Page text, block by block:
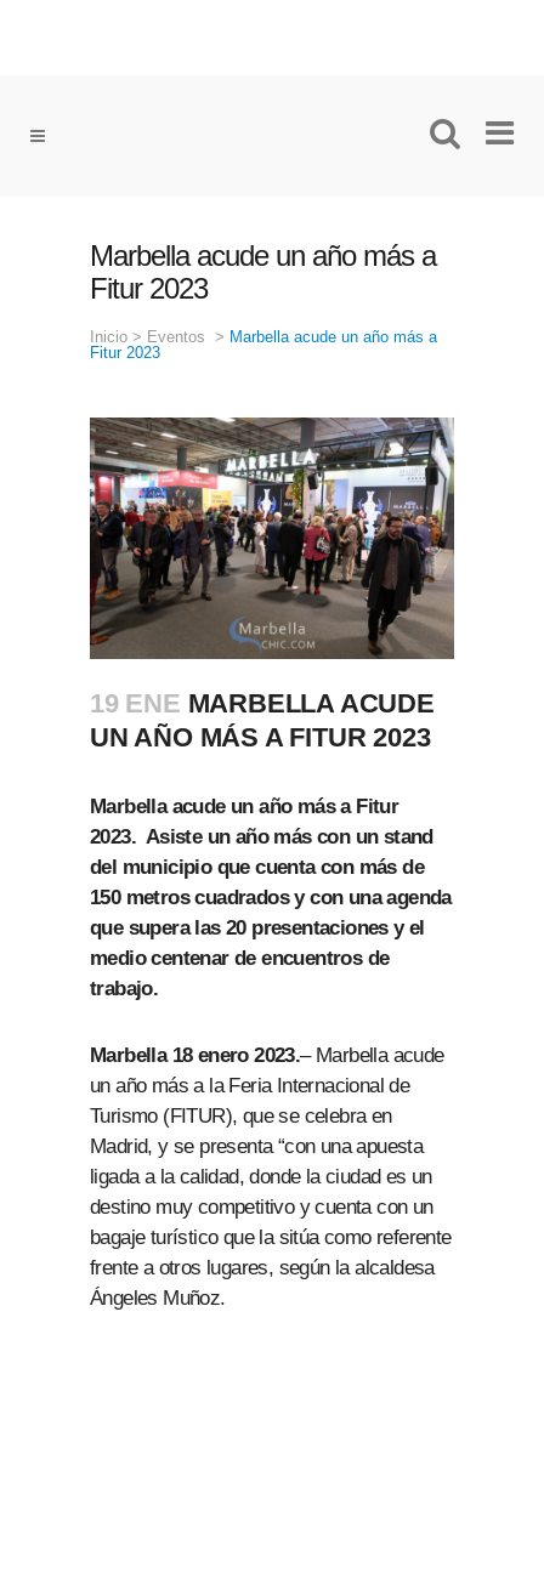
Marbella acude un año más a
Fitur 2023
Inicio > Eventos > Marbella acude un año más a
Fitur 2023
19 ENE MARBELLA ACUDE
UN AÑO MÁS A FITUR 2023
Marbella acude un año más a Fitur
2023. Asiste un año más con un stand
del municipio que cuenta con más de
150 metros cuadrados y con una agenda
que supera las 20 presentaciones y el
medio centenar de encuentros de
trabajo.
Marbella 18 enero 2023.– Marbella acude
un año más a la Feria Internacional de
Turismo (FITUR), que se celebra en
Madrid, y se presenta “con una apuesta
ligada a la calidad, donde la ciudad es un
destino muy competitivo y cuenta con un
bagaje turístico que la sitúa como referente
frente a otros lugares, según la alcaldesa
Ángeles Muñoz.